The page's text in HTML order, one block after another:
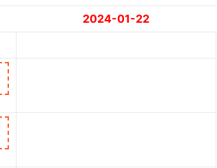
2024-01-22